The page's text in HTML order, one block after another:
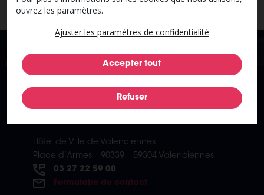
Hôtel de Ville de Valenciennes
Place d’Armes – 90339 – 59304 Valenciennes
03 27 22 59 00
Formulaire de contact
ouvrez les paramètres.
Ajuster les paramètres de confidentialité